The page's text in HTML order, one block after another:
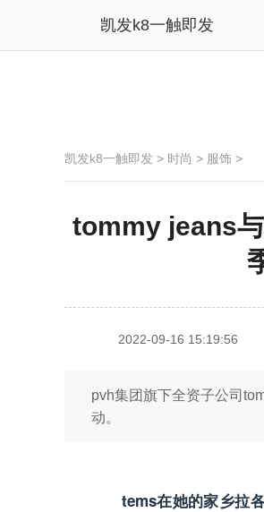
凯发k8一触即发
凯发k8一触即发 > 时尚 > 服饰 >
tommy jeans
2022-09-16 15:19:56
pvh集团旗下全资子公司
动。
tems在她的家乡拉